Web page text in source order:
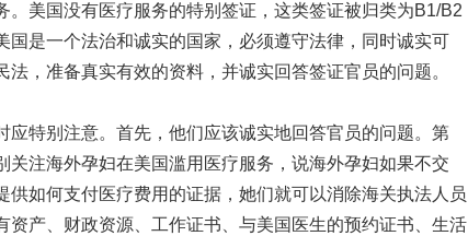
美国没有医疗服务的特别签证，这类签证被归类为B1/B2
是一个法治和诚实的国家，必须遵守法律，同时诚实可
，准备真实有效的资料，并诚实回答签证官员的问题。
特别注意。首先，他们应该诚实地回答官员的问题。第
注海外孕妇在美国滥用医疗服务，说海外孕妇如果不交
如何支付医疗费用的证据，她们就可以消除海关执法人员
产、财政资源、工作证书、与美国医生的预约证书、生活